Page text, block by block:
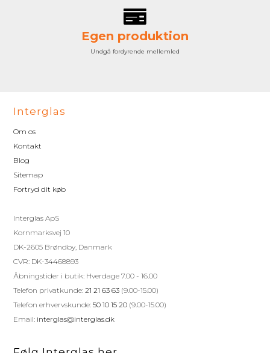
Egen produktion
Undgå fordyrende mellemled
Interglas
Om os
Kontakt
Blog
Sitemap
Fortryd dit køb
Interglas ApS
Kornmarksvej 10
DK-2605 Brøndby, Danmark
CVR: DK-34468893
Åbningstider i butik: Hverdage 7.00 - 16.00
Telefon privatkunde:21 21 63 63 (9.00-15.00)
Telefon erhvervskunde:50 10 15 20 (9.00-15.00)
Email: interglas@interglas.dk